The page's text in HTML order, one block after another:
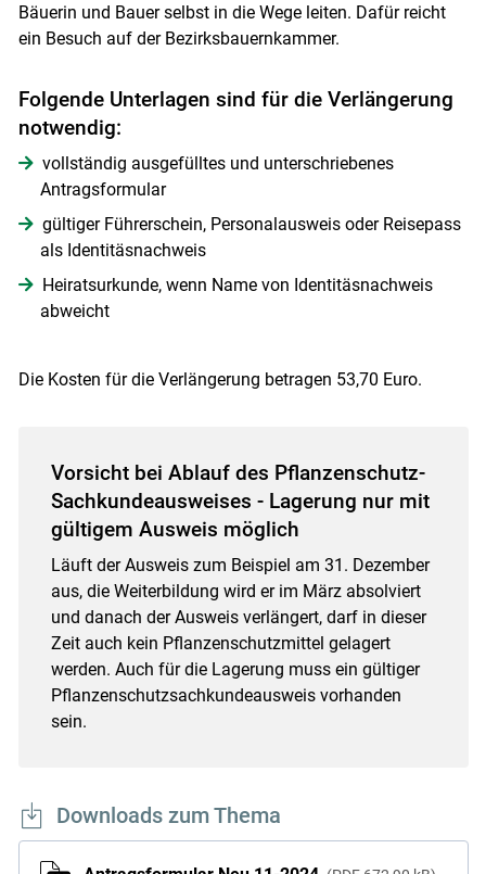
Bäuerin und Bauer selbst in die Wege leiten. Dafür reicht
ein Besuch auf der Bezirksbauernkammer.
Folgende Unterlagen sind für die Verlängerung
notwendig:
vollständig ausgefülltes und unterschriebenes
Antragsformular
gültiger Führerschein, Personalausweis oder Reisepass
als Identitäsnachweis
Heiratsurkunde, wenn Name von Identitäsnachweis
abweicht
Die Kosten für die Verlängerung betragen 53,70 Euro.
Vorsicht bei Ablauf des Pflanzenschutz-
Sachkundeausweises - Lagerung nur mit
gültigem Ausweis möglich
Läuft der Ausweis zum Beispiel am 31. Dezember
aus, die Weiterbildung wird er im März absolviert
und danach der Ausweis verlängert, darf in dieser
Zeit auch kein Pflanzenschutzmittel gelagert
werden. Auch für die Lagerung muss ein gültiger
Pflanzenschutzsachkundeausweis vorhanden
sein.
Downloads zum Thema